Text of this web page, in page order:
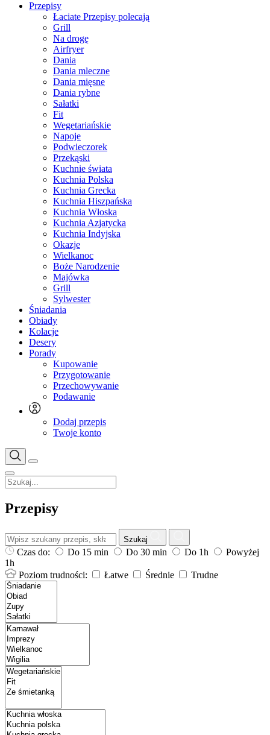
Przepisy
Łaciate Przepisy polecają
Grill
Na drogę
Airfryer
Dania
Dania mleczne
Dania mięsne
Dania rybne
Sałatki
Fit
Wegetariańskie
Napoje
Podwieczorek
Przekąski
Kuchnie świata
Kuchnia Polska
Kuchnia Grecka
Kuchnia Hiszpańska
Kuchnia Włoska
Kuchnia Azjatycka
Kuchnia Indyjska
Okazje
Wielkanoc
Boże Narodzenie
Majówka
Grill
Sylwester
Śniadania
Obiady
Kolacje
Desery
Porady
Kupowanie
Przygotowanie
Przechowywanie
Podawanie
Dodaj przepis
Twoje konto
Przepisy
Szukaj
Czas do: Do 15 min Do 30 min Do 1h
Powyżej
1h
Poziom trudności:
Łatwe Średnie Trudne